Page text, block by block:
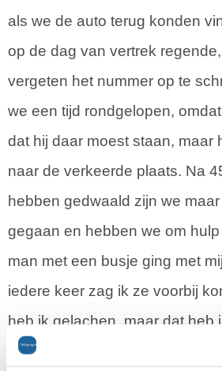
als we de auto terug konden
op de dag van vertrek
vergeten het nummer op te
we een tijd rondgelopen,
dat hij daar moest staan, maar
naar de verkeerde plaats. Na
hebben gedwaald zijn we
gegaan en hebben we om
man met een busje ging met
iedere keer zag ik ze voorbij
heb ik gelachen, maar dat heb
gezegd tegen mijn man.